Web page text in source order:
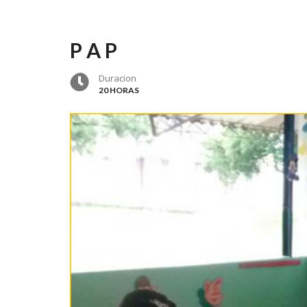
P A P
Duracion
20 HORAS